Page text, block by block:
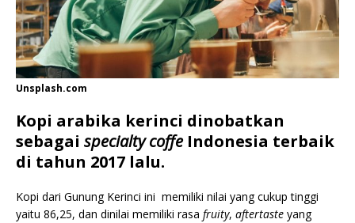
Unsplash.com
Kopi arabika kerinci dinobatkan
sebagai specialty coffeIndonesia terbaik
di tahun 2017 lalu.
Kopi dari Gunung Kerinci ini memiliki nilai yang cukup tinggi
yaitu 86,25, dan dinilai memiliki rasa fruity, aftertaste yang